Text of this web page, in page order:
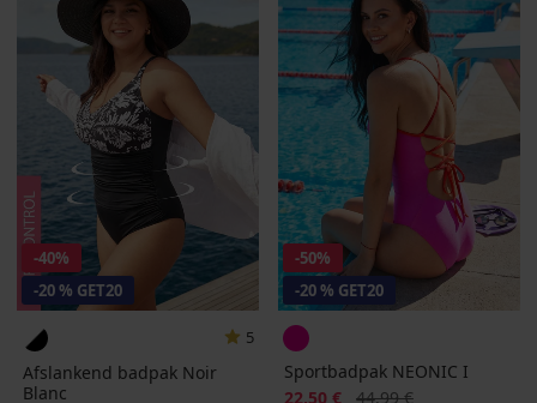
-40%
-20 % GET20
5
Afslankend badpak Noir
Blanc
-50%
-20 % GET20
Sportbadpak NEONIC I
Korting
22,50 € Oorspronkelijke prijs
44,99 €